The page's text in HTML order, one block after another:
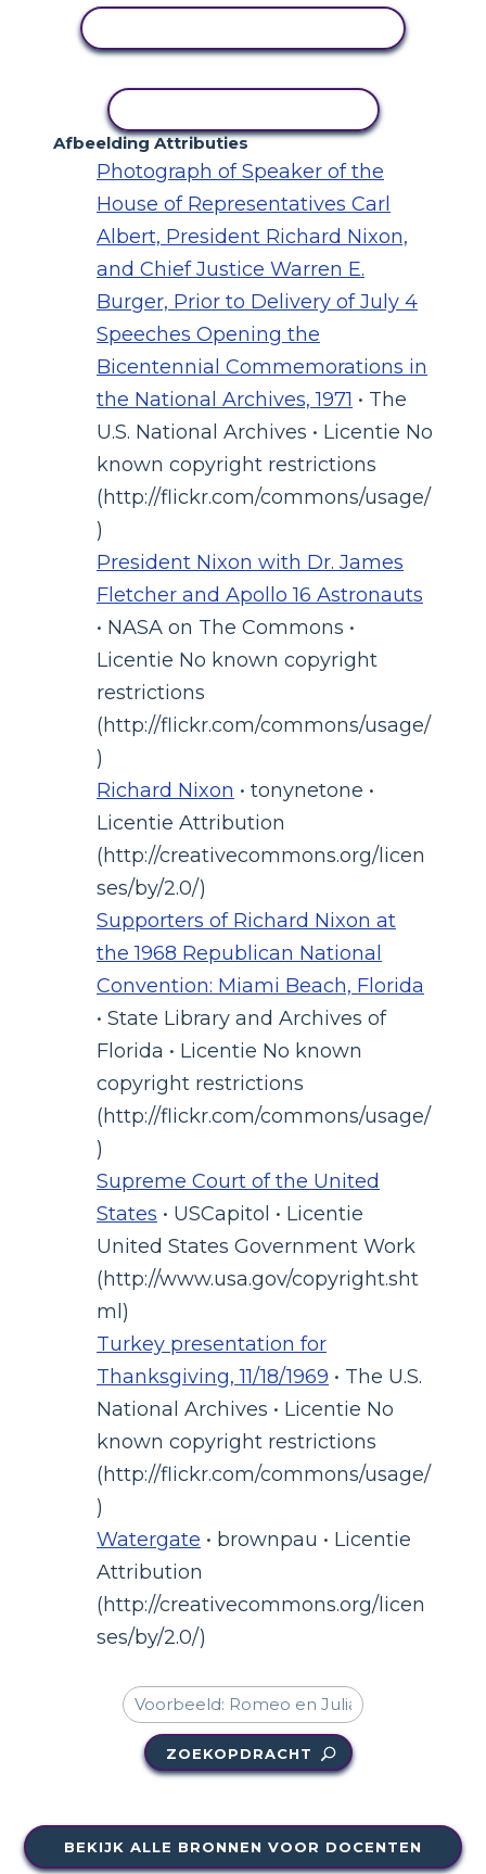
Afbeelding Attributies
Photograph of Speaker of the
House of Representatives Carl
Albert, President Richard Nixon,
and Chief Justice Warren E.
Burger, Prior to Delivery of July 4
Speeches Opening the
Bicentennial Commemorations in
the National Archives, 1971 • The
U.S. National Archives • Licentie No
known copyright restrictions
(http://flickr.com/commons/usage/
)
President Nixon with Dr. James
Fletcher and Apollo 16 Astronauts
• NASA on The Commons •
Licentie No known copyright
restrictions
(http://flickr.com/commons/usage/
)
Richard Nixon • tonynetone •
Licentie Attribution
(http://creativecommons.org/licen
ses/by/2.0/)
Supporters of Richard Nixon at
the 1968 Republican National
Convention: Miami Beach, Florida
• State Library and Archives of
Florida • Licentie No known
copyright restrictions
(http://flickr.com/commons/usage/
)
Supreme Court of the United
States • USCapitol • Licentie
United States Government Work
(http://www.usa.gov/copyright.sht
ml)
Turkey presentation for
Thanksgiving, 11/18/1969 • The U.S.
National Archives • Licentie No
known copyright restrictions
(http://flickr.com/commons/usage/
)
Watergate • brownpau • Licentie
Attribution
(http://creativecommons.org/licen
ses/by/2.0/)
ZOEKOPDRACHT
BEKIJK ALLE BRONNEN VOOR DOCENTEN